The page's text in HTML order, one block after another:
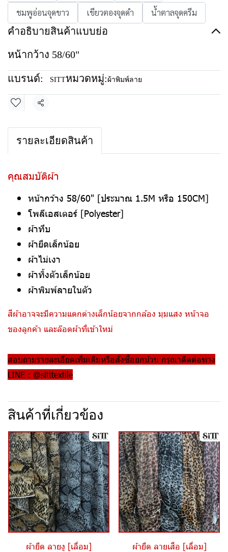
ชมพูอ่อนจุดขาว
เขียวตองจุดดำ น้ำตาลจุดครีม
คำอธิบายสินค้าแบบย่อ
หน้ากว้าง 58/60"
แบรนด์: SITTหมวดหมู่: ผ้าพิมพ์ลาย
แชร์
รายละเอียดสินค้า
คุณสมบัติผ้า
หน้ากว้าง 58/60" [ประมาณ 1.5M หรือ 150CM]
โพลีเอสเตอร์ [Polyester]
ผ้าทึบ
ผ้ายืดเล็กน้อย
ผ้าไม่เงา
ผ้าทิ้งตัวเล็กน้อย
ผ้าพิมพ์ลายในตัว
สีผ้าอาจจะมีความแตกต่างเล็กน้อยจากกล้อง มุมแสง หน้าจอ
ของลูกค้า และล๊อตผ้าที่เข้าใหม่
สอบถามรายละเอียดเพิ่มเติมหรือสั่งซื้อยกม้วน กรุณาติดต่อทาง
LINE : @sitttextile
สินค้าที่เกี่ยวข้อง
ผ้ายืด ลายงู [เลื่อม] ผ้ายืด ลายเสือ [เลื่อม]